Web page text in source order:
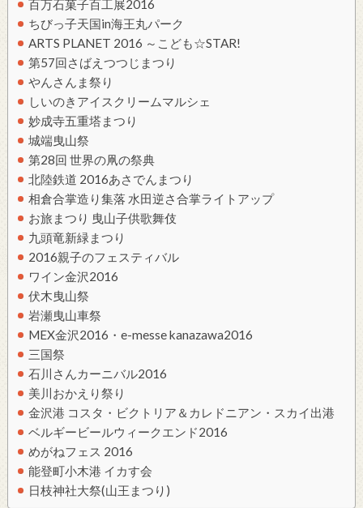
百万石菓子百工展2016
ちびっ子天国in海王丸パーク
ARTS PLANET 2016 ～こども☆STAR!
第57回さばえつつじまつり
やんさんま祭り
しいのきアイスクリームマルシェ
妙成寺五重塔まつり
城端曳山祭
第28回 世界の凧の祭典
北陸鉄道 2016あさでんまつり
相倉合掌造り集落 水田逆さ合掌ライトアップ
お旅まつり 曳山子供歌舞伎
九頭竜新緑まつり
2016親子のフェスティバル
ワイン金沢2016
伏木曳山祭
岩瀬曳山車祭
MEX金沢2016・e-messe kanazawa2016
三国祭
石川さんカーニバル2016
美川おかえり祭り
金沢港 コスタ・ビクトリア＆カレドニアン・スカイ出港
ベルギービールウィークエンド2016
めがねフェス 2016
能登町小木港 イカす会
日枝神社大祭(山王まつり)